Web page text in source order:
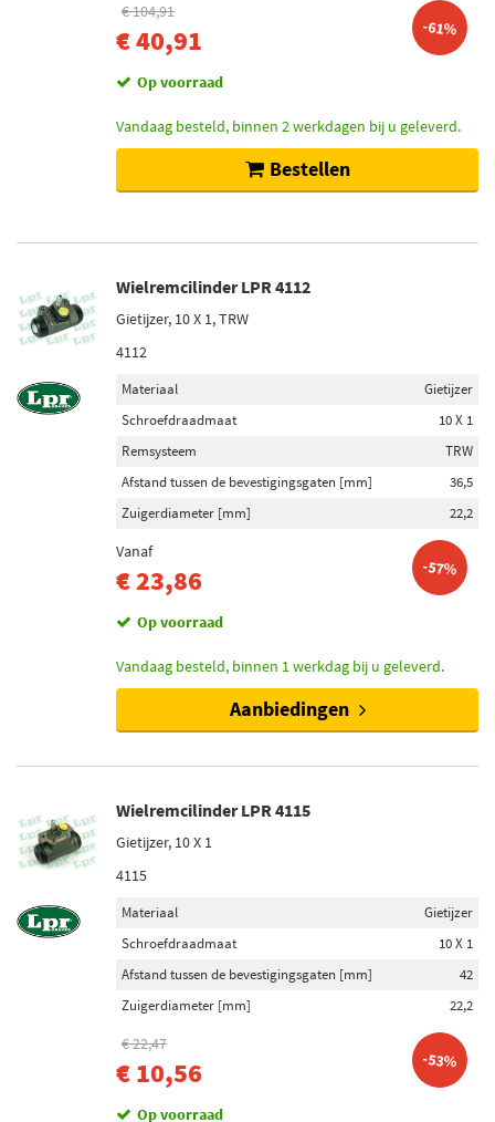
€ 104,91
€ 40,91 -61%
Op voorraad
Vandaag besteld, binnen 2 werkdagen bij u geleverd.
Bestellen
Wielremcilinder LPR 4112
Gietijzer, 10 X 1, TRW
4112
Materiaal
Gietijzer
Schroefdraadmaat
10 X 1
Remsysteem
TRW
Afstand tussen de bevestigingsgaten [mm]
36,5
Zuigerdiameter [mm]
22,2
Vanaf
€ 23,86 -57%
Op voorraad
Vandaag besteld, binnen 1 werkdag bij u geleverd.
Aanbiedingen
Wielremcilinder LPR 4115
Gietijzer, 10 X 1
4115
Materiaal
Gietijzer
Schroefdraadmaat
10 X 1
Afstand tussen de bevestigingsgaten [mm]
42
Zuigerdiameter [mm]
22,2
€ 22,47
€ 10,56 -53%
Op voorraad